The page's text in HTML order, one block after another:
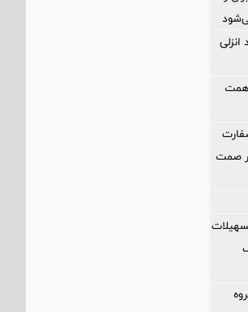
پتروشیمی تبریز از ۱۵ همت
صمت
تسهیلات